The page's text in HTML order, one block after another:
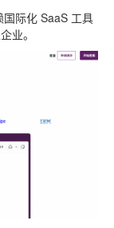
际化 SaaS 工具
业。